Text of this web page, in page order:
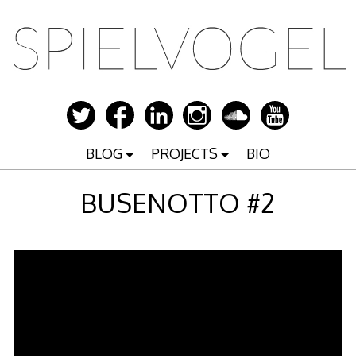
Inhalt
springen
BLOG PROJECTS BIO
BUSENOTTO #2